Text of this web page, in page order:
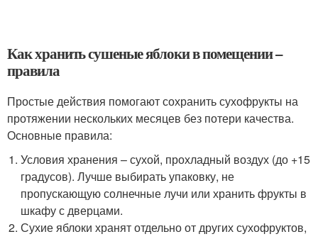
Как хранить сушеные яблоки в помещении –
правила
Простые действия помогают сохранить сухофрукты на
протяжении нескольких месяцев без потери качества.
Основные правила:
Условия хранения – сухой, прохладный воздух (до +15
градусов). Лучше выбирать упаковку, не
пропускающую солнечные лучи или хранить фрукты в
шкафу с дверцами.
Сухие яблоки хранят отдельно от других сухофруктов,